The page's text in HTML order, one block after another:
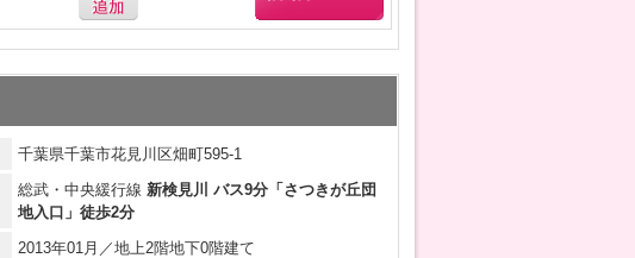
千葉県千葉市花見川区畑町595-1
総武・中央緩行線 新検見川 バス9分「さつきが丘団
地入口」徒歩2分
2013年01月／地上2階地下0階建て